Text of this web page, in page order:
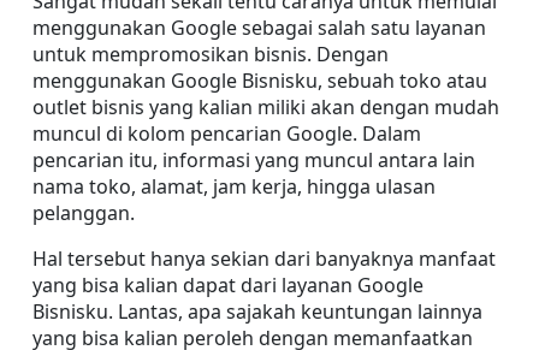
menggunakan Google sebagai salah satu layanan
untuk mempromosikan bisnis. Dengan
menggunakan Google Bisnisku, sebuah toko atau
outlet bisnis yang kalian miliki akan dengan mudah
muncul di kolom pencarian Google. Dalam
pencarian itu, informasi yang muncul antara lain
nama toko, alamat, jam kerja, hingga ulasan
pelanggan.
Hal tersebut hanya sekian dari banyaknya manfaat
yang bisa kalian dapat dari layanan Google
Bisnisku. Lantas, apa sajakah keuntungan lainnya